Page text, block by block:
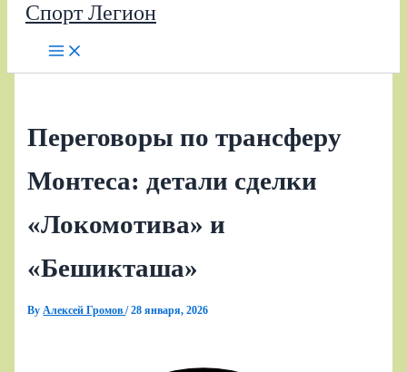
Спорт Легион
Переговоры по трансферу
Монтеса: детали сделки
«Локомотива» и
«Бешикташа»
ByАлексей Громов/28 января, 2026